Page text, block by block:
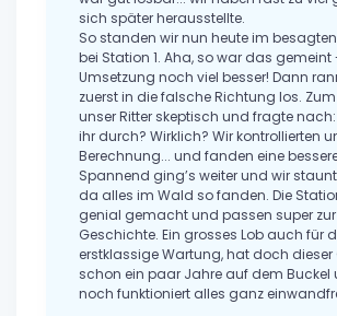
sich später herausstellte.
So standen wir nun heute im
bei Station 1. Aha, so war das
Umsetzung noch viel besser! Dann
zuerst in die falsche Richtung los.
unser Ritter skeptisch und fragte
ihr durch? Wirklich? Wir kontrollierten
Berechnung... und fanden eine
Spannend ging’s weiter und wir
da alles im Wald so fanden. Die
genial gemacht und passen super zur
Geschichte. Ein grosses Lob auch für
erstklassige Wartung, hat doch
schon ein paar Jahre auf dem Buckel
noch funktioniert alles ganz